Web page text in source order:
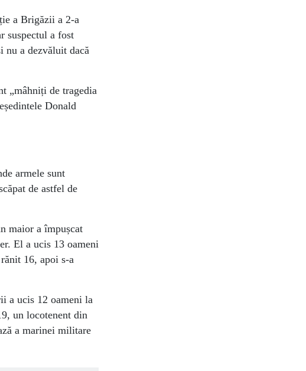
a Brigăzii a 2-a
suspectul a fost
nu a dezvăluit dacă
„mâhniți de tragedia
Donald
armele sunt
de astfel de
maior a împușcat
El a ucis 13 oameni
16, apoi s-a
a ucis 12 oameni la
un locotenent din
a marinei militare